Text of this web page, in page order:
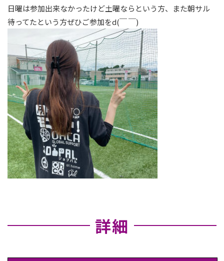
日曜は参加出来なかったけど土曜ならという方、また朝サル
待ってたという方ぜひご参加をd(￣ ￣)
詳細